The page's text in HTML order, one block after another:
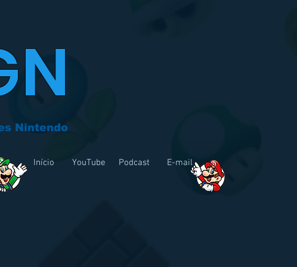
Nintendo
Início YouTube Podcast E-mail